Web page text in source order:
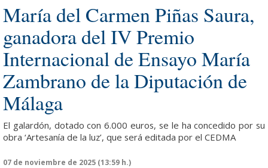
María del Carmen Piñas Saura,
ganadora del IV Premio
Internacional de Ensayo María
Zambrano de la Diputación de
Málaga
El galardón, dotado con 6.000 euros, se le ha concedido por su
obra ‘Artesanía de la luz’, que será editada por el CEDMA
07 de noviembre de 2025 (13:59 h.)